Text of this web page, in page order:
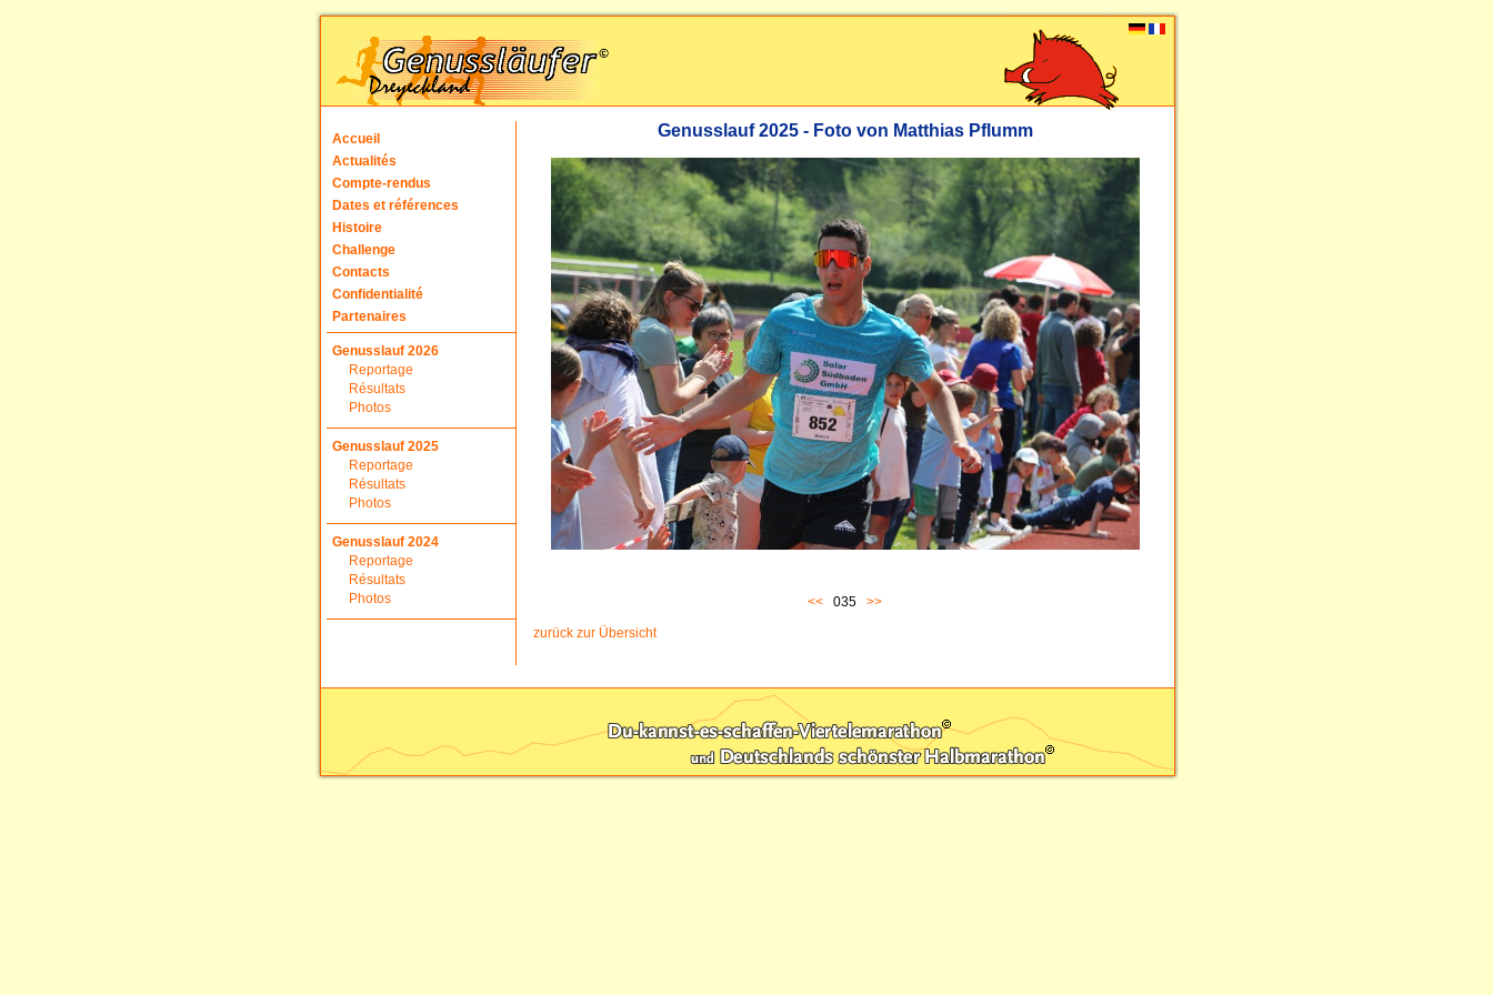
Accueil
Actualités
Compte-rendus
Dates et références
Histoire
Challenge
Contacts
Confidentialité
Partenaires
Genusslauf 2026
Reportage
Résultats
Photos
Genusslauf 2025
Reportage
Résultats
Photos
Genusslauf 2024
Reportage
Résultats
Photos
Genusslauf 2025 - Foto von Matthias Pflumm
<< 035 >>
zurück zur Übersicht